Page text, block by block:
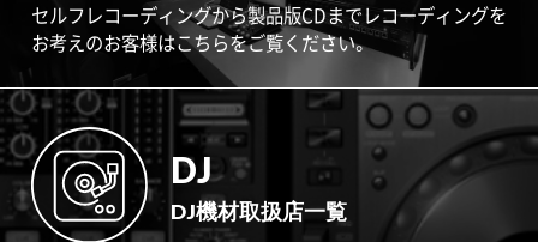
セルフレコーディングから製品版CDまでレコーディングを
お考えのお客様はこちらをご覧ください。
DJ
DJ機材取扱店一覧